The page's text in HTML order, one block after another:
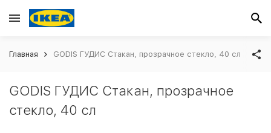
Главная GODIS ГУДИС Стакан, прозрачное стекло, 40 сл
GODIS ГУДИС Стакан, прозрачное
стекло, 40 сл